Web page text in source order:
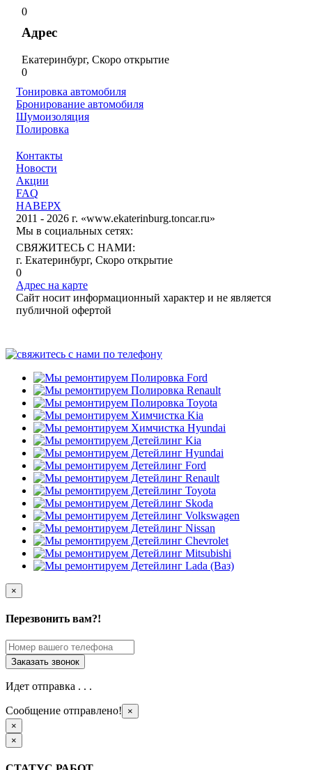
0
Адрес
Екатеринбург, Скоро открытие
0
Контакты
Новости
Акции
FAQ
НАВЕРХ
2011 - 2026 г. «www.ekaterinburg.toncar.ru»
Тонировка автомобиля
Бронирование автомобиля
Шумоизоляция
Полировка
Мы в социальных сетях:
СВЯЖИТЕСЬ С НАМИ:
г. Екатеринбург, Скоро открытие
0
Адрес на карте
Сайт носит информационный характер и не является
публичной офертой
×
Перезвонить вам?!
Идет отправка . . .
Сообщение отправлено!
×
×
×